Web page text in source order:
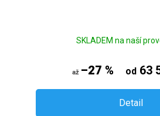
SKLADEM na naší
až –27 % od 63
Detail